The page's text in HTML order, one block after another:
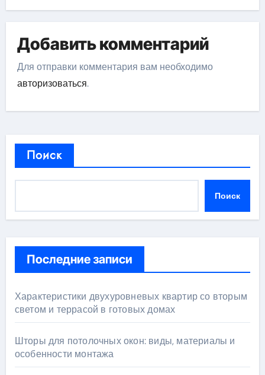
Добавить комментарий
Для отправки комментария вам необходимо
авторизоваться.
Поиск
Поиск
Последние записи
Характеристики двухуровневых квартир со вторым
светом и террасой в готовых домах
Шторы для потолочных окон: виды, материалы и
особенности монтажа